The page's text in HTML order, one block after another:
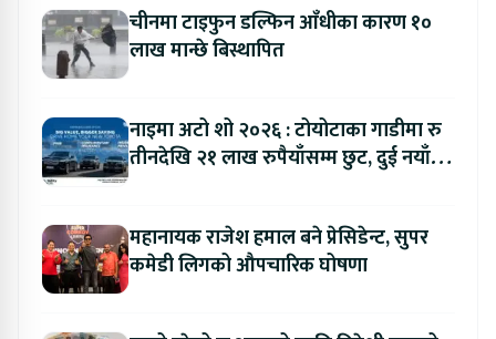
चीनमा टाइफुन डल्फिन आँधीका कारण १०
लाख मान्छे बिस्थापित
नाइमा अटो शो २०२६ : टोयोटाका गाडीमा रु
तीनदेखि २१ लाख रुपैयाँसम्म छुट, दुई नयाँ
महानायक राजेश हमाल बने प्रेसिडेन्ट, सुपर
कमेडी लिगको औपचारिक घोषणा